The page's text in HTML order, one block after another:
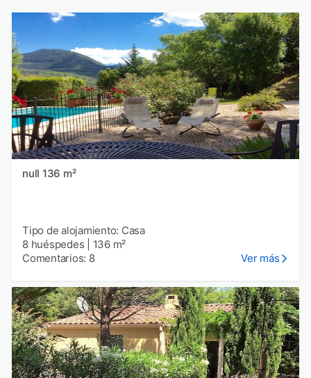
null 136 m²
Tipo de alojamiento: Casa
8 huéspedes
136 m²
Comentarios: 8
Ver más